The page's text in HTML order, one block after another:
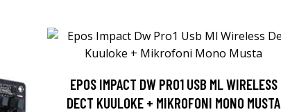
EPOS IMPACT DW PRO1 USB ML WIRELESS
DECT KUULOKE + MIKROFONI MONO MUSTA